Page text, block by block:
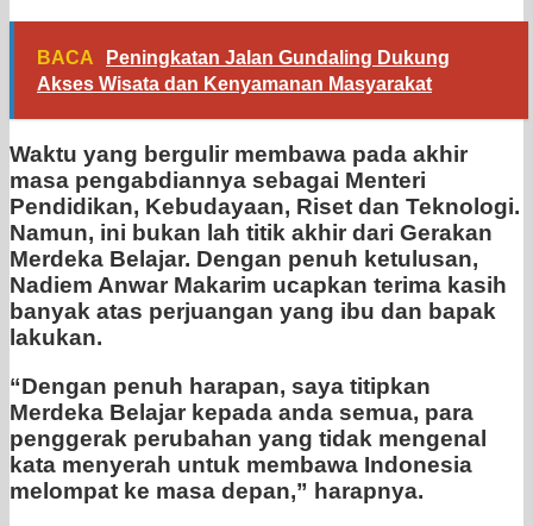
BACA
Peningkatan Jalan Gundaling Dukung
Akses Wisata dan Kenyamanan Masyarakat
Waktu yang bergulir membawa pada akhir
masa pengabdiannya sebagai Menteri
Pendidikan, Kebudayaan, Riset dan Teknologi.
Namun, ini bukan lah titik akhir dari Gerakan
Merdeka Belajar. Dengan penuh ketulusan,
Nadiem Anwar Makarim ucapkan terima kasih
banyak atas perjuangan yang ibu dan bapak
lakukan.
“Dengan penuh harapan, saya titipkan
Merdeka Belajar kepada anda semua, para
penggerak perubahan yang tidak mengenal
kata menyerah untuk membawa Indonesia
melompat ke masa depan,” harapnya.